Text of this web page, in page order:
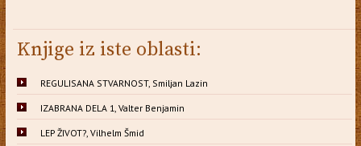
Knjige iz iste oblasti:
REGULISANA STVARNOST, Smiljan Lazin
IZABRANA DELA 1, Valter Benjamin
LEP ŽIVOT?, Vilhelm Šmid